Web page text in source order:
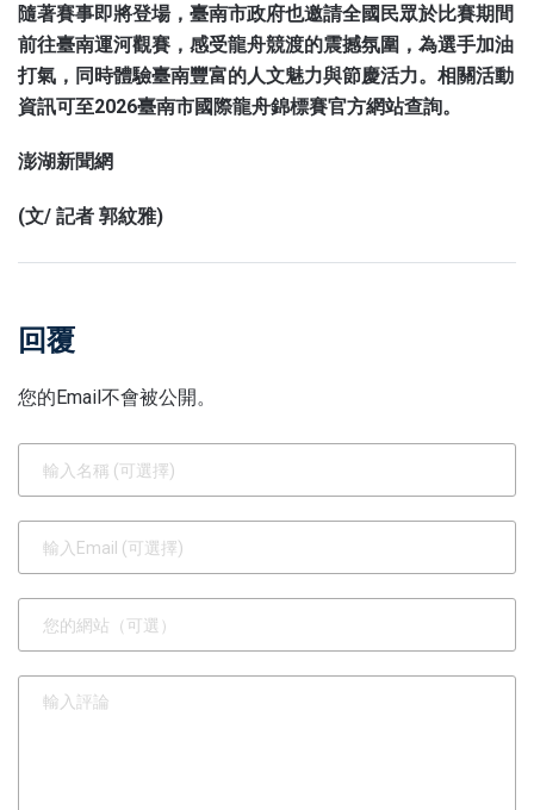
隨著賽事即將登場，臺南市政府也邀請全國民眾於比賽期間
前往臺南運河觀賽，感受龍舟競渡的震撼氛圍，為選手加油
打氣，同時體驗臺南豐富的人文魅力與節慶活力。相關活動
資訊可至2026臺南市國際龍舟錦標賽官方網站查詢。
澎湖新聞網
(文/ 記者 郭紋雅)
回覆
您的Email不會被公開。